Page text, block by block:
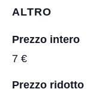
ALTRO
Prezzo intero
7 €
Prezzo ridotto